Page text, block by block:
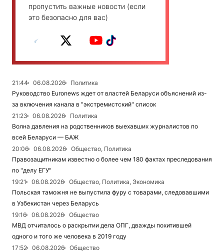
пропустить важные новости (если
это безопасно для вас)
21:44 06.08.2026
Политика
Руководство Euronews ждет от властей Беларуси объяснений из-
за включения канала в "экстремистский" список
21:23
06.08.2026
Политика
Волна давления на родственников выехавших журналистов по
всей Беларуси — БАЖ
20:06
06.08.2026
Общество, Политика
Правозащитникам известно о более чем 180 фактах преследования
по "делу ЕГУ"
19:21
06.08.2026
Общество, Политика, Экономика
Польская таможня не выпустила фуру с товарами, следовавшими
в Узбекистан через Беларусь
19:16
06.08.2026
Общество
МВД отчиталось о раскрытии дела ОПГ, дважды похитившей
одного и того же человека в 2019 году
17:52
06.08.2026
Общество